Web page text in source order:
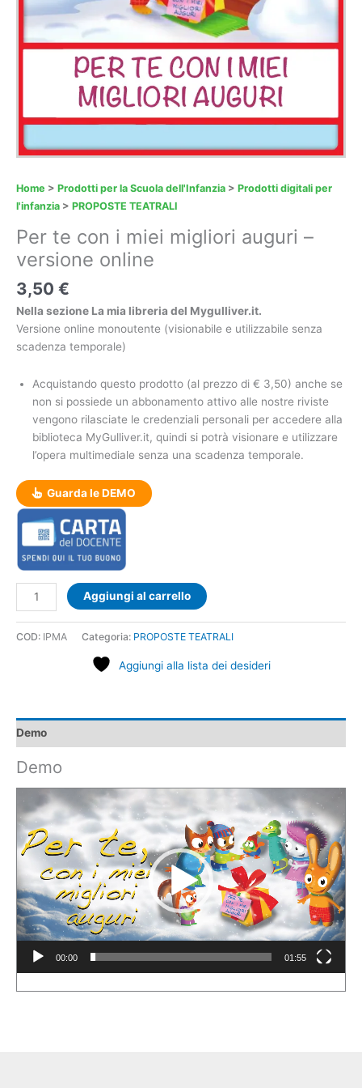
Home > Prodotti per la Scuola dell'Infanzia > Prodotti digitali per
l'infanzia > PROPOSTE TEATRALI
Per te con i miei migliori auguri –
versione online
3,50 €
Nella sezione La mia libreria del Mygulliver.it.
Versione online monoutente (visionabile e utilizzabile senza
scadenza temporale)
Acquistando questo prodotto (al prezzo di € 3,50) anche se
non si possiede un abbonamento attivo alle nostre riviste
vengono rilasciate le credenziali personali per accedere alla
biblioteca MyGulliver.it, quindi si potrà visionare e utilizzare
l’opera multimediale senza una scadenza temporale.
Guarda le DEMO
Aggiungi al carrello
COD: IPMA Categoria: PROPOSTE TEATRALI
Aggiungi alla lista dei desideri
Demo
Demo
Player
00:00 01:55